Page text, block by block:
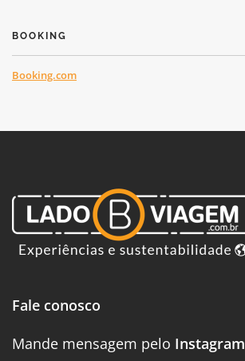
BOOKING
Booking.com
Fale conosco
Mande mensagem pelo Instagram